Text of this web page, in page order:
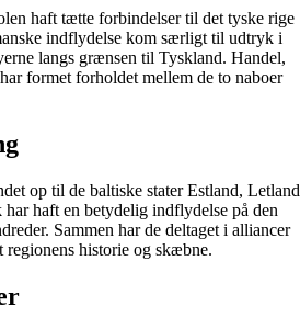
haft tætte forbindelser til det tyske rige
indflydelse kom særligt til udtryk i
langs grænsen til Tyskland. Handel,
formet forholdet mellem de to naboer
op til de baltiske stater Estland, Letland
haft en betydelig indflydelse på den
Sammen har de deltaget i alliancer
historie og skæbne.